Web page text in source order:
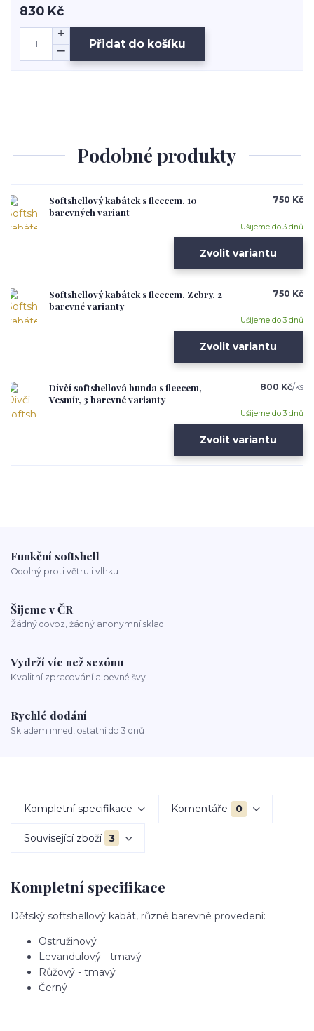
830 Kč
Přidat do košíku
Podobné produkty
Softshellový kabátek s fleecem, 10
barevných variant
750 Kč
Ušijeme do 3 dnů
Zvolit variantu
Softshellový kabátek s fleecem, Zebry, 2
barevné varianty
750 Kč
Ušijeme do 3 dnů
Zvolit variantu
Dívčí softshellová bunda s fleecem,
Vesmír, 3 barevné varianty
800 Kč/ks
Ušijeme do 3 dnů
Zvolit variantu
Funkční softshell
Odolný proti větru i vlhku
Šijeme v ČR
Žádný dovoz, žádný anonymní sklad
Vydrží víc než sezónu
Kvalitní zpracování a pevné švy
Rychlé dodání
Skladem ihned, ostatní do 3 dnů
Kompletní specifikace Komentáře 0
Související zboží 3
Kompletní specifikace
Dětský softshellový kabát, různé barevné provedení:
Ostružinový
Levandulový - tmavý
Růžový - tmavý
Černý